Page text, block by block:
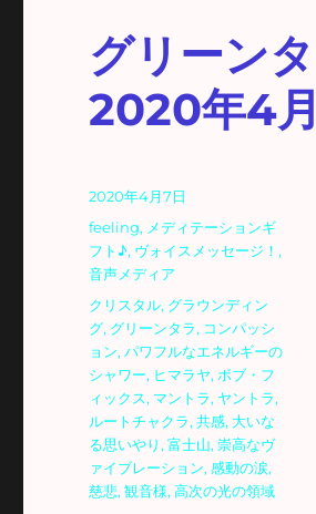
グリーン
2020年4
投
稿
2020年4月7日
カ
テ
ゴ
リ
ー
feeling, メディテーションギ
フト♪, ヴォイスメッセージ！ ,
音声メディア
タ
グ
クリスタル, グラウンディン
グ, グリーンタラ, コンパッシ
ョン,パワフルなエネルギーの
シャワー, ヒマラヤ, ボブ・フ
ィックス, マントラ, ヤントラ,
ルートチャクラ,共感, 大いな
る思いやり ,富士山,崇高なヴ
ァイブレーション,感動の涙,
慈悲,観音様,高次の光の領域